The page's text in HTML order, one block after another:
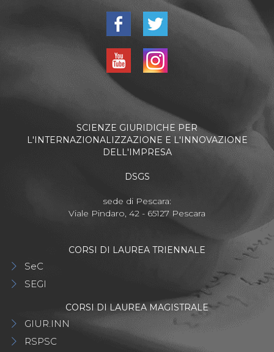
SCIENZE GIURIDICHE PER
L'INTERNAZIONALIZZAZIONE E L'INNOVAZIONE
DELL'IMPRESA
DSGS
sede di Pescara:
Viale Pindaro, 42 - 65127 Pescara
CORSI DI LAUREA TRIENNALE
SeC
SEGI
CORSI DI LAUREA MAGISTRALE
GIUR.INN
RSPSC